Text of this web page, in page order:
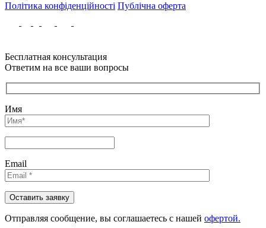
Політика конфіденційності Публічна оферта
Бесплатная консультация
Ответим на все ваши вопросы
Имя
Email
Отправляя сообщениe, вы соглашаетесь с нашей офертой.